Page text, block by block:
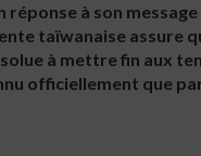
réponse à son message
taïwanaise assure
à mettre fin aux
officiellement que